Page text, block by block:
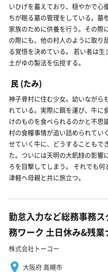
いひげを蓄えており、穏やかで心
ちが眠る墓の管理をしている。墓
家族のために供養を行う。その際
の際にも、他の村人のように取り
る覚悟を決めている。 若い者は
土がゆの製法を伝授する。
民 (たみ)
神子骨村に住む少女。幼いながら
れている。実際に餌を運び、牛に
けのものを食べられるのかと不思
村の食糧事情が追い詰められてい
せていく牛に、どうすることもで
た。ついには天明の大飢饉の影響
ろを目撃してしまう。 それでも
津軽へ母親と共に旅立つ。
勤怠入力など総務事務
務ワーク 土日休み&残業
株式会社トーコー
大阪府 高槻市